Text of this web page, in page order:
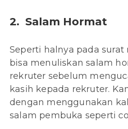
2. Salam Hormat
Seperti halnya pada surat
bisa menuliskan salam
rekruter sebelum
kasih kepada rekruter.
dengan menggunakan
salam pembuka seperti